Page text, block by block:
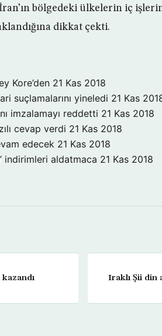
bölgedeki ülkelerin iç
dikkat çekti.
Kore’den 21 Kas 2018
suçlamalarını yineledi 21 Kas
imzalamayı reddetti 21 Kas 2018
cevap verdi 21 Kas 2018
edecek 21 Kas 2018
indirimleri aldatmaca 21 Kas 2018
Iraklı Şii din